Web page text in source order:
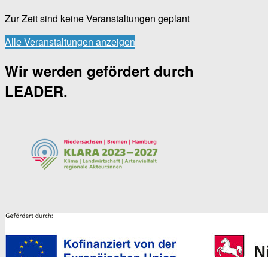
Zur Zeit sind keine Veranstaltungen geplant
Alle Veranstaltungen anzeigen
Wir werden gefördert durch
LEADER.